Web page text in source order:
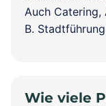
Auch Catering,
B.
Wie viele